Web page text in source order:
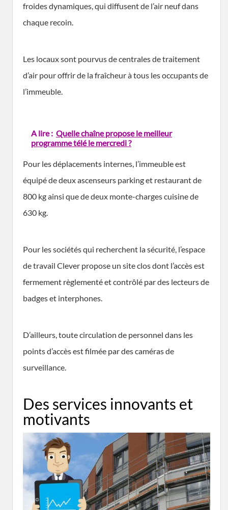
froides dynamiques, qui diffusent de l’air neuf dans
chaque recoin.
Les locaux sont pourvus de centrales de traitement
d’air pour offrir de la fraîcheur à tous les occupants de
l’immeuble.
A lire : Quelle chaîne propose le meilleur
programme télé le mercredi ?
Pour les déplacements internes, l’immeuble est
équipé de deux ascenseurs parking et restaurant de
800 kg ainsi que de deux monte-charges cuisine de
630 kg.
Pour les sociétés qui recherchent la sécurité, l’espace
de travail Clever propose un site clos dont l’accès est
fermement règlementé et contrôlé par des lecteurs de
badges et interphones.
D’ailleurs, toute circulation de personnel dans les
points d’accès est filmée par des caméras de
surveillance.
Des services innovants et
motivants